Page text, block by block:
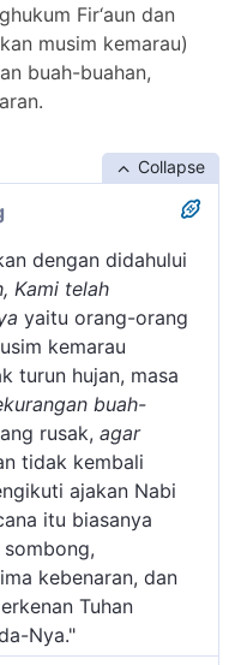
Fir‘aun dan
musim kemarau)
buah-buahan,
Collapse
dengan didahului
Kami telah
yaitu orang-orang
kemarau
turun hujan, masa
buah-
rusak, agar
tidak kembali
ajakan Nabi
itu biasanya
kebenaran, dan
Tuhan
Nya."